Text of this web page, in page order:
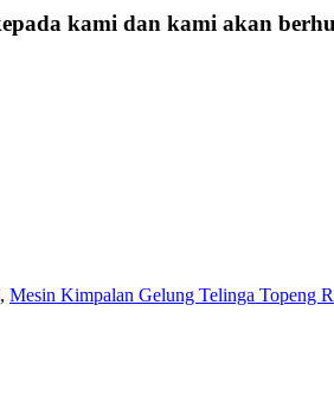
kami dan kami akan
, Mesin Kimpalan Gelung Telinga Topeng